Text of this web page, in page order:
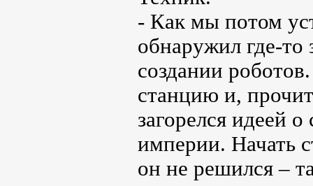
- Как мы потом
обнаружил где-то
создании
станцию и,
загорелся идеей
империи. Начать
он не решился –